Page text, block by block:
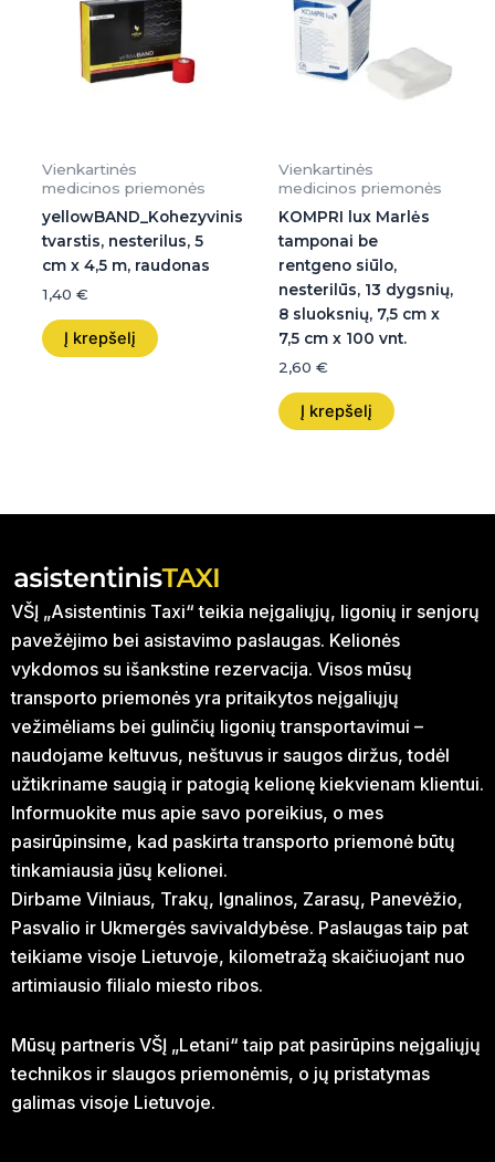
Vienkartinės
medicinos priemonės
yellowBAND_Kohezyvinis
tvarstis, nesterilus, 5
cm x 4,5 m, raudonas
1,40 €
Į krepšelį
Vienkartinės
medicinos priemonės
KOMPRI lux Marlės
tamponai be
rentgeno siūlo,
nesterilūs, 13 dygsnių,
8 sluoksnių, 7,5 cm x
7,5 cm x 100 vnt.
2,60 €
Į krepšelį
VŠĮ „Asistentinis Taxi“ teikia neįgaliųjų, ligonių ir senjorų
pavežėjimo bei asistavimo paslaugas. Kelionės
vykdomos su išankstine rezervacija. Visos mūsų
transporto priemonės yra pritaikytos neįgaliųjų
vežimėliams bei gulinčių ligonių transportavimui –
naudojame keltuvus, neštuvus ir saugos diržus, todėl
užtikriname saugią ir patogią kelionę kiekvienam klientui.
Informuokite mus apie savo poreikius, o mes
pasirūpinsime, kad paskirta transporto priemonė būtų
tinkamiausia jūsų kelionei.
Dirbame Vilniaus, Trakų, Ignalinos, Zarasų, Panevėžio,
Pasvalio ir Ukmergės savivaldybėse. Paslaugas taip pat
teikiame visoje Lietuvoje, kilometražą skaičiuojant nuo
artimiausio filialo miesto ribos.
Mūsų partneris VŠĮ „Letani“ taip pat pasirūpins neįgaliųjų
technikos ir slaugos priemonėmis, o jų pristatymas
galimas visoje Lietuvoje.